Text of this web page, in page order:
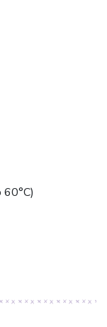
60°C)